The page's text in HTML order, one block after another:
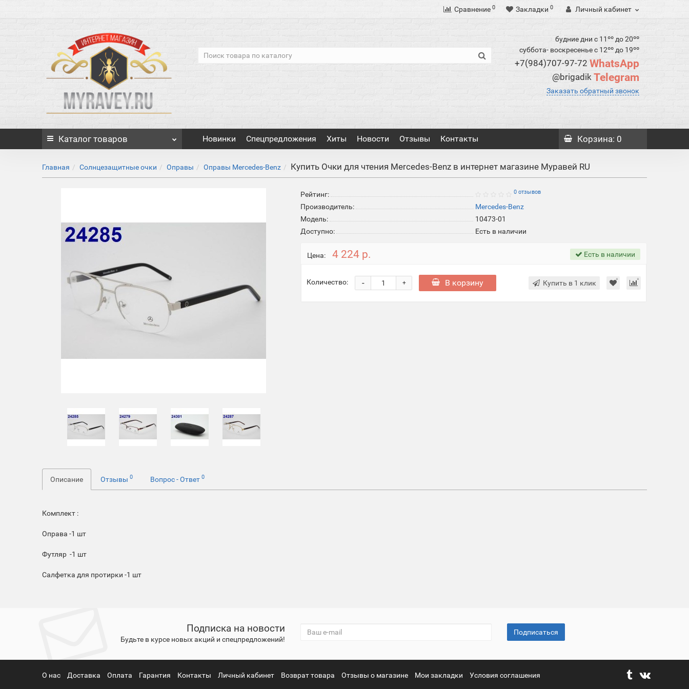
Сравнение 0 Закладки 0 Личный кабинет
будние дни с 11ºº до 20ºº
суббота- воскресенье с 12ºº до 19ºº
+7(984)707-97-72 WhatsApp
@brigadikTelegram
Заказать обратный звонок
Каталог товаров Новинки Спецпредложения Хиты Новости Отзывы Контакты Корзина: 0
Главная Солнцезащитные очки Оправы Оправы Mercedes-Benz Купить Очки для чтения Mercedes-Benz в интернет магазине Муравей RU
Рейтинг: 0 отзывов
Производитель:
Mercedes-Benz
Модель:
10473-01
Доступно:
Есть в наличии
Цена: 4 224 р. Есть в наличии
Количество: +
- В корзину Купить в 1 клик
Описание Отзывы0 Вопрос - Ответ0
Комплект :
Оправа -1 шт
Футляр -1 шт
Салфетка для протирки -1 шт
Подписка на новости
Будьте в курсе новых акций и спецпредложений!
Подписаться
О нас Доставка Оплата Гарантия Контакты Личный кабинет Возврат товара Отзывы о магазине Мои закладки Условия соглашения